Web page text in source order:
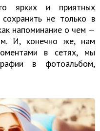
ярких и приятных
не только в
напоминание о чем —
И, конечно же, нам
в сетях, мы
в фотоальбом,